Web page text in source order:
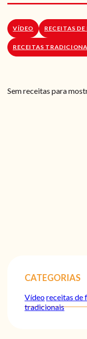
VÍDEO RECEITAS
RECEITAS
Sem receitas para
CATEGORIAS
Vídeoreceitas de
tradicionais